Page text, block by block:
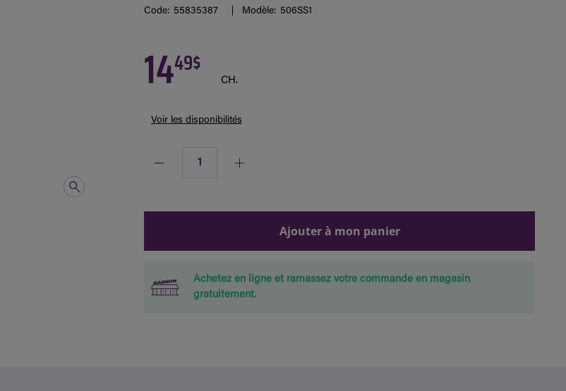
Code: 55835387 Modèle: 506SS1
1449$
CH.
Voir les disponibilités
Ajouter à mon panier
Achetez en ligne et ramassez votre commande en magasin
gratuitement.